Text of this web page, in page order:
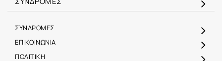
ΣΥΝΔΡΟΜΕΣ
ΕΠΙΚΟΙΝΩΝΙΑ
ΠΟΛΙΤΙΚΗ